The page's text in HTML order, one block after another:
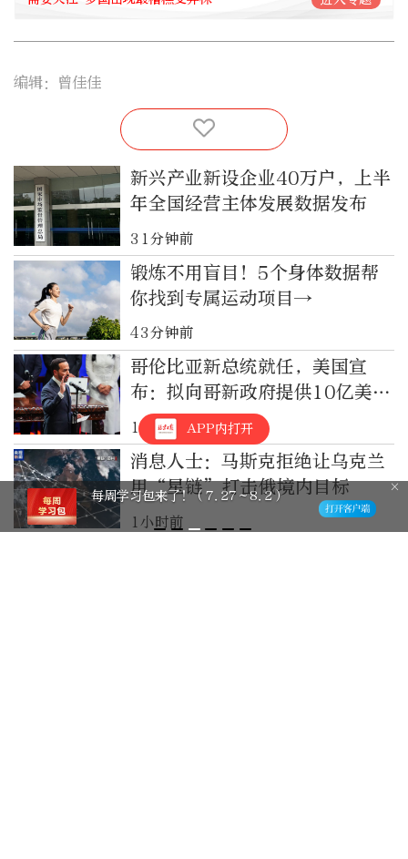
编辑：曾佳佳
新兴产业新设企业40万户，上半
年全国经营主体发展数据发布
31分钟前
锻炼不用盲目！5个身体数据帮
你找到专属运动项目→
43分钟前
哥伦比亚新总统就任，美国宣
布：拟向哥新政府提供10亿美元
安全援助
1小时前
消息人士：马斯克拒绝让乌克兰
用“星链”打击俄境内目标
1小时前
APP内打开
每周学习包来了！（7.27～8.2）